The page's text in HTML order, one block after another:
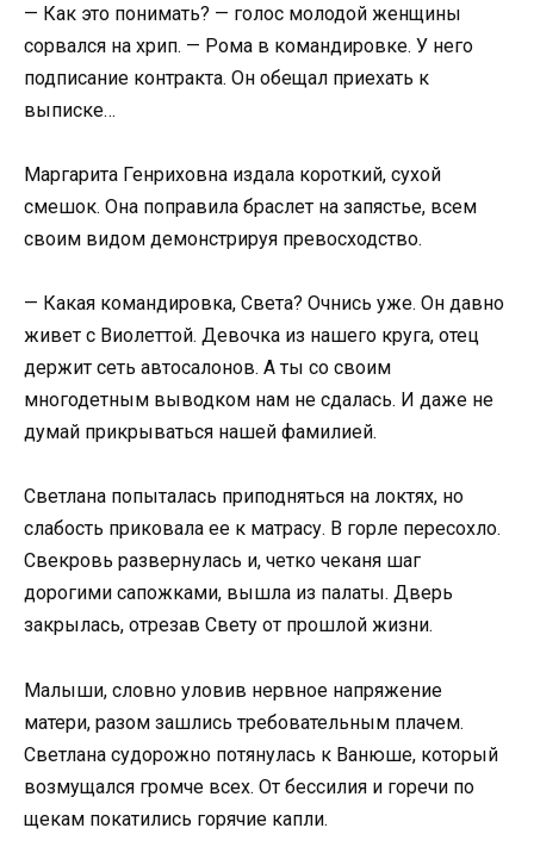
— Как это понимать? — голос молодой женщины
сорвался на хрип. — Рома в командировке. У него
подписание контракта. Он обещал приехать к
выписке…
Маргарита Генриховна издала короткий, сухой
смешок. Она поправила браслет на запястье, всем
своим видом демонстрируя превосходство.
— Какая командировка, Света? Очнись уже. Он давно
живет с Виолеттой. Девочка из нашего круга, отец
держит сеть автосалонов. А ты со своим
многодетным выводком нам не сдалась. И даже не
думай прикрываться нашей фамилией.
Светлана попыталась приподняться на локтях, но
слабость приковала ее к матрасу. В горле пересохло.
Свекровь развернулась и, четко чеканя шаг
дорогими сапожками, вышла из палаты. Дверь
закрылась, отрезав Свету от прошлой жизни.
Малыши, словно уловив нервное напряжение
матери, разом зашлись требовательным плачем.
Светлана судорожно потянулась к Ванюше, который
возмущался громче всех. От бессилия и горечи по
щекам покатились горячие капли.